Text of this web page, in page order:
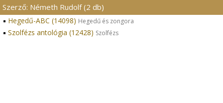
Szerző: Németh Rudolf (2 db)
Hegedű-ABC (14098) Hegedű és zongora
Szolfézs antológia (12428) Szolfézs